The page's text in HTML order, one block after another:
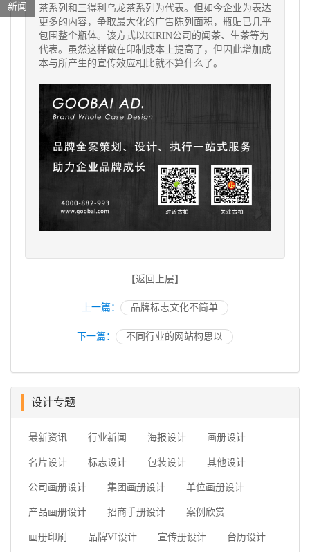
茶系列和三得利乌龙茶系列为代表。但如今企业为表达
更多的内容，争取最大化的广告陈列面积，瓶贴已几乎
包围整个瓶体。该方式以KIRIN公司的闻茶、生茶等为
代表。虽然这样做在印制成本上提高了，但因此增加成
本与所产生的宣传效应相比就不算什么了。
【返回上层】
上一篇： 品牌标志文化不简单
下一篇： 不同行业的网站构思以
设计专题
最新资讯 行业新闻 海报设计 画册设计
名片设计 标志设计 包装设计 其他设计
公司画册设计 集团画册设计 单位画册设计
产品画册设计 招商手册设计 案例欣赏
画册印刷 品牌VI设计 宣传册设计 台历设计
新闻